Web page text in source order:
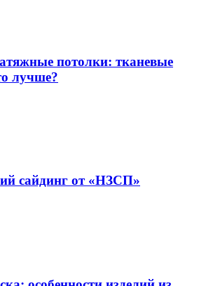
потолки: тканевые
лучше?
сайдинг от «НЗСП»